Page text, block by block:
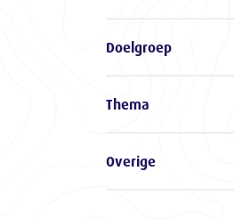
Doelgroep
Thema
Overige